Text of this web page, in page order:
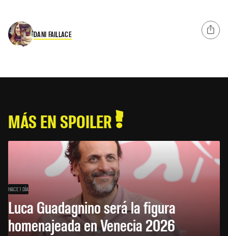
DANI FAILLACE
MÁS EN SPOILER
HACE 1 DÍA
Luca Guadagnino será la figura
homenajeada en Venecia 2026